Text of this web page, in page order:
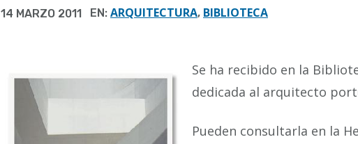
14 MARZO 2011 EN: ARQUITECTURA, BIBLIOTECA
Se ha recibido en la
dedicada al arquitecto
Pueden consultarla en la